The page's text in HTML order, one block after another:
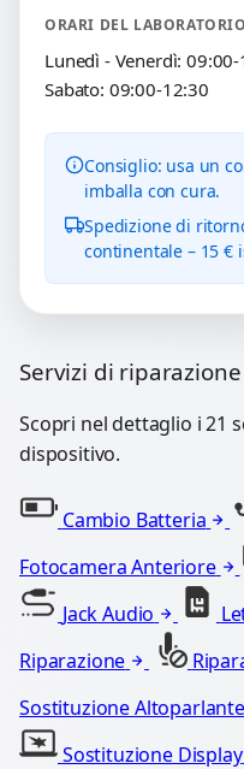
ORARI DEL
Lunedì - Venerdì:
Sabato: 09:00-12:30
Consiglio: usa un
imballa con cura.
Spedizione di
continentale – 15 €
Servizi di
Scopri nel dettaglio i 21
dispositivo.
Cambio Batteria
Fotocamera Anteriore
Jack Audio
Riparazione
Sostituzione Altoparlante
Sostituzione Display